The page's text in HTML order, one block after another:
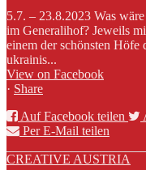
5.7. – 23.8.2023 Was
im Generalihof? Jeweils
einem der schönsten Höfe
ukrainis...
View on Facebook
· Share
Auf Facebook teilen
Per E-Mail teilen
CREATIVE AUSTRIA